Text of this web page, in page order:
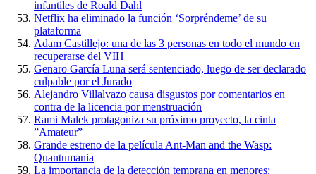
infantiles de Roald Dahl
Netflix ha eliminado la función ‘Sorpréndeme’ de su
plataforma
Adam Castillejo: una de las 3 personas en todo el mundo en
recuperarse del VIH
Genaro García Luna será sentenciado, luego de ser declarado
culpable por el Jurado
Alejandro Villalvazo causa disgustos por comentarios en
contra de la licencia por menstruación
Rami Malek protagoniza su próximo proyecto, la cinta
”Amateur”
Grande estreno de la película Ant-Man and the Wasp:
Quantumania
La importancia de la detección temprana en menores: